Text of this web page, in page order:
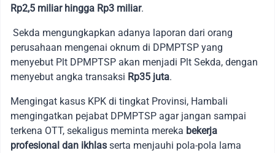
Rp2,5 miliar hingga Rp3 miliar.
Sekda mengungkapkan adanya laporan dari orang
perusahaan mengenai oknum di DPMPTSP yang
menyebut Plt DPMPTSP akan menjadi Plt Sekda, dengan
menyebut angka transaksi Rp35 juta.
Mengingat kasus KPK di tingkat Provinsi, Hambali
mengingatkan pejabat DPMPTSP agar jangan sampai
terkena OTT, sekaligus meminta mereka bekerja
profesional dan ikhlas serta menjauhi pola-pola lama